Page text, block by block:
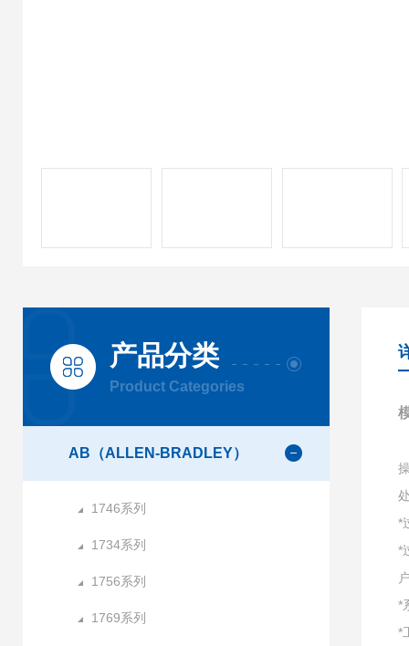
产品分类
Product Categories
AB（ALLEN-BRADLEY）
1746系列
1734系列
1756系列
1769系列
*
*
*
*